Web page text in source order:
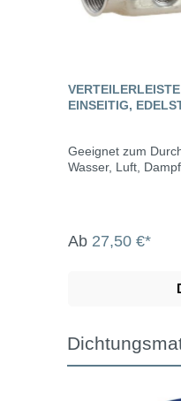
EINSEITIG,
Geeignet zum
Wasser, Luft,
Ab 27,50 €*